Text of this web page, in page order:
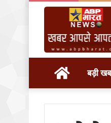
होम बड़ी